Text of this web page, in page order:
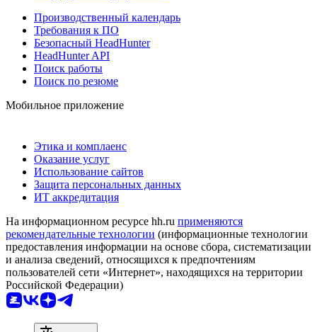
Производственный календарь
Требования к ПО
Безопасный HeadHunter
HeadHunter API
Поиск работы
Поиск по резюме
Мобильное приложение
Этика и комплаенс
Оказание услуг
Использование сайтов
Защита персональных данных
ИТ аккредитация
На информационном ресурсе hh.ru применяются
рекомендательные технологии (информационные технологии
предоставления информации на основе сбора, систематизации
и анализа сведений, относящихся к предпочтениям
пользователей сети «Интернет», находящихся на территории
Российской Федерации)